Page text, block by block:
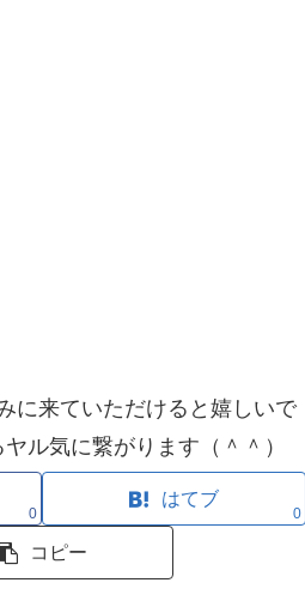
に来ていただけると嬉しいで
ル気に繋がります（＾＾）
0
はてブ
0
コピー